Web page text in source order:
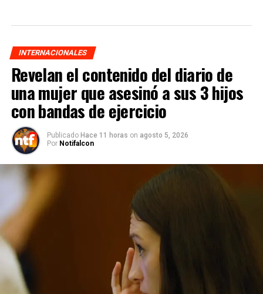
INTERNACIONALES
Revelan el contenido del diario de
una mujer que asesinó a sus 3 hijos
con bandas de ejercicio
Publicado Hace 11 horas on agosto 5, 2026
Por Notifalcon